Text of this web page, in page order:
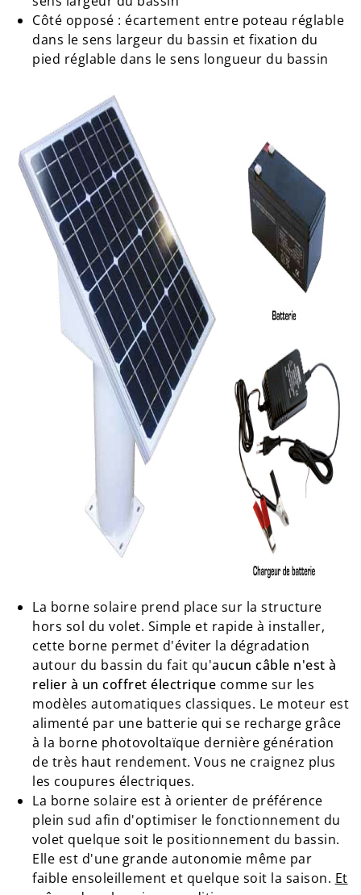
Côté opposé : écartement entre poteau réglable
dans le sens largeur du bassin et fixation du
pied réglable dans le sens longueur du bassin
La borne solaire prend place sur la structure
hors sol du volet. Simple et rapide à installer,
cette borne permet d'éviter la dégradation
autour du bassin du fait qu'aucun câble n'est à
relier à un coffret électrique comme sur les
modèles automatiques classiques. Le moteur est
alimenté par une batterie qui se recharge grâce
à la borne photovoltaïque dernière génération
de très haut rendement. Vous ne craignez plus
les coupures électriques.
La borne solaire est à orienter de préférence
plein sud afin d'optimiser le fonctionnement du
volet quelque soit le positionnement du bassin.
Elle est d'une grande autonomie même par
faible ensoleillement et quelque soit la saison. Et